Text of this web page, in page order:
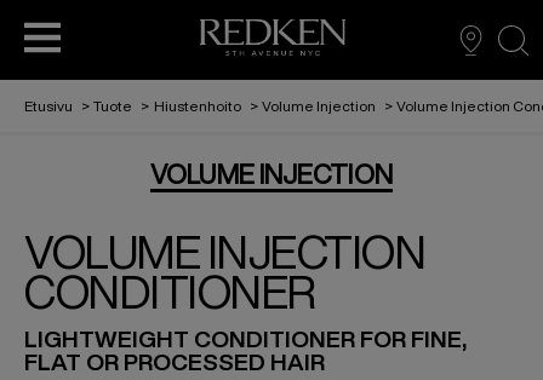
HIUSVÄRIT
L'ORÉAL PARTNER SHOP
AMBASSADORIMME
Etusivu > Tuote > Hiustenhoito > Volume Injection > Volume Injection
VOLUME INJECTION
VOLUME INJECTION
CONDITIONER
LIGHTWEIGHT CONDITIONER FOR FINE,
FLAT OR PROCESSED HAIR